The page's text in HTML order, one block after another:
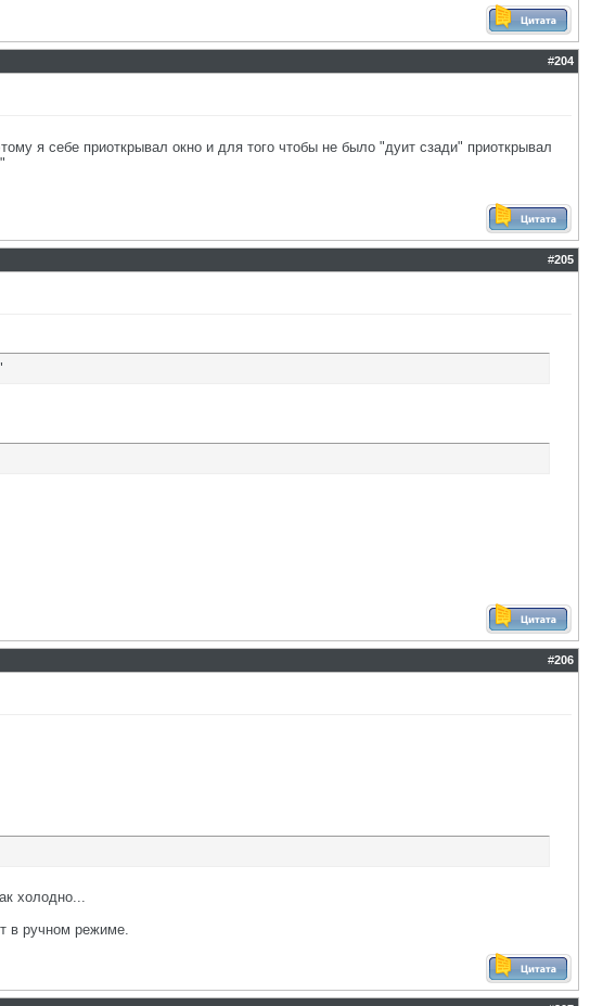
#204
я себе приоткрывал окно и для того чтобы не было "дуит сзади" приоткрывал
#205
#206
холодно...
в ручном режиме.